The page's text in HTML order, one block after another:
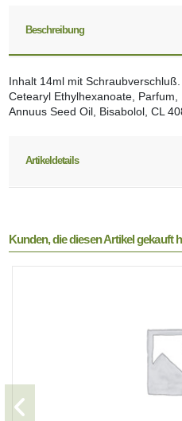
Beschreibung
Inhalt 14ml mit
Cetearyl Ethylhexanoate,
Annuus Seed Oil, Bisabolol, CL
Artikeldetails
Kunden, die diesen Artikel gekauft